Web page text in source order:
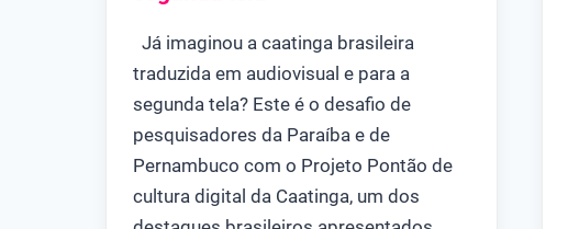
Já imaginou a caatinga brasileira
traduzida em audiovisual e para a
segunda tela? Este é o desafio de
pesquisadores da Paraíba e de
Pernambuco com o Projeto Pontão de
cultura digital da Caatinga, um dos